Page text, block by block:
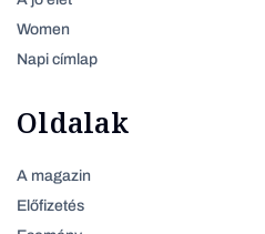
Women
Napi címlap
Oldalak
A magazin
Előfizetés